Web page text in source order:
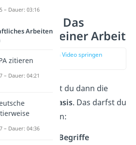
— Das
deiner Arbeit
zur Stelle im Video springen
(02:10)
lieferst du dann die
Basis. Das darfst du
nicht vergessen:
zentrale Begriffe
– Dauer: 03:16
Arbeiten
zitieren
– Dauer: 04:21
– Dauer: 04:36